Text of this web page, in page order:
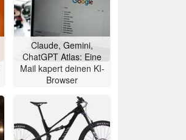
Claude, Gemini,
ChatGPT Atlas: Eine
Mail kapert deinen KI-
Browser